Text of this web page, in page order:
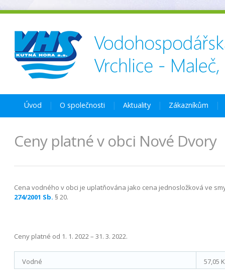
Úvod O společnosti Aktuality Zákazníkům
Ceny platné v obci Nové Dvory
Cena vodného v obci je uplatňována jako cena jednosložková ve
274/2001 Sb. § 20.
Ceny platné od 1. 1. 2022 – 31. 3. 2022.
Vodné 57,05